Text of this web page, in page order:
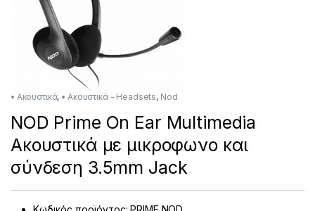
• Ακουστικά, • Ακουστικά - Headsets, Nod
NOD Prime On Ear Multimedia
Ακουστικά με μικροφωνο και
σύνδεση 3.5mm Jack